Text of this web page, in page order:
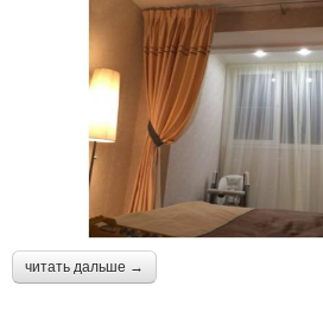
читать дальше →